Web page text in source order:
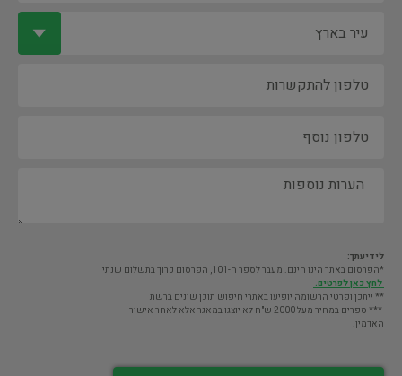
לידיעתך:
*הפרסום באתר הינו חינם. מעבר לספר ה-101, הפרסום כרוך בתשלום שנתי
לחץ כאן לפרטים.
** ייתכן ופרטי הרשומה יופיעו באתרי חיפוש תוכן שונים ברשת
*** ספרים במחיר מעל 2000 ש"ח לא יוצגו במאגר אלא לאחר אישור
האדמין.